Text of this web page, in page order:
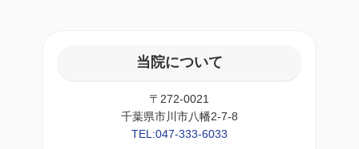
当院について
〒272-0021
千葉県市川市八幡2-7-8
TEL:047-333-6033